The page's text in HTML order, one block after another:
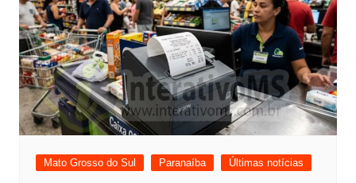
Mato Grosso do Sul Paranaíba Últimas notícias